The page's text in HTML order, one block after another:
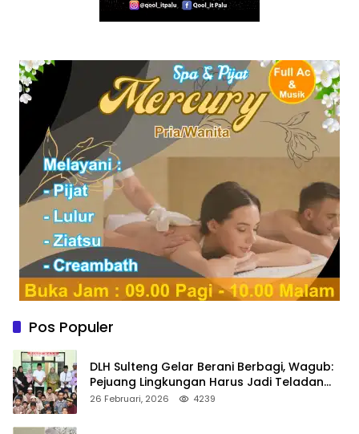
Pos Populer
DLH Sulteng Gelar Berani Berbagi, Wagub:
Pejuang Lingkungan Harus Jadi Teladan
Kepedulian
26 Februari, 2026 4239